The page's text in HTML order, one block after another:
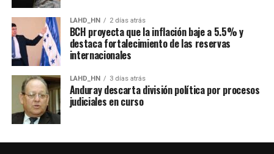
LAHD_HN 2 días atrás
BCH proyecta que la inflación baje a 5.5% y
destaca fortalecimiento de las reservas
internacionales
LAHD_HN 3 días atrás
Anduray descarta división política por procesos
judiciales en curso